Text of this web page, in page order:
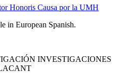
Honoris Causa por la UMH
in European Spanish.
INVESTIGACIONES